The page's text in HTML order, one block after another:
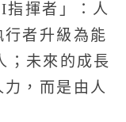
指揮者」：人
者升級為能
；未來的成長
，而是由人